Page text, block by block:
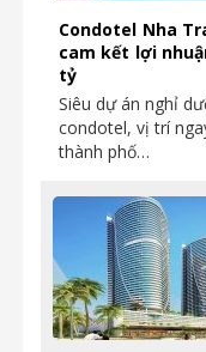
Condotel Nha
cam kết lợi
tỷ
Siêu dự án nghỉ
condotel, vị trí
thành phố…